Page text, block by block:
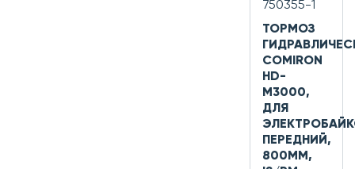
750355-1
ТОРМОЗ
COMIRON
HD-
M3000,
ДЛЯ
ПЕРЕДНИЙ,
800ММ,